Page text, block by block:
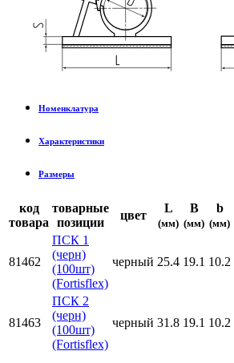
Номенклатура
Характеристики
Размеры
код
товара
товарные
позиции
цвет
L
(мм)
B
(мм)
b
(мм)
81462
ПСК 1
(черн)
(100шт)
(Fortisflex)
черный 25.4 19.1 10.2
81463
ПСК 2
(черн)
(100шт)
(Fortisflex)
черный 31.8 19.1 10.2